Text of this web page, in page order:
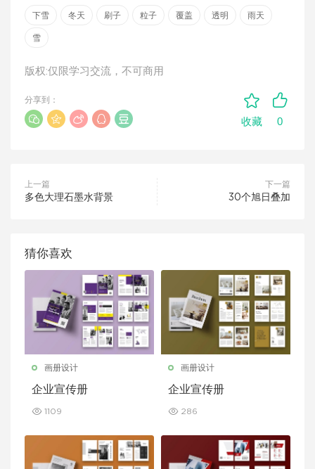
下雪 冬天 刷子 粒子 覆盖 透明 雨天
雪
版权:仅限学习交流，不可商用
收藏 0
分享到：
上一篇
多色大理石墨水背景
下一篇
30个旭日叠加
猜你喜欢
画册设计
企业宣传册
1109
画册设计
企业宣传册
286